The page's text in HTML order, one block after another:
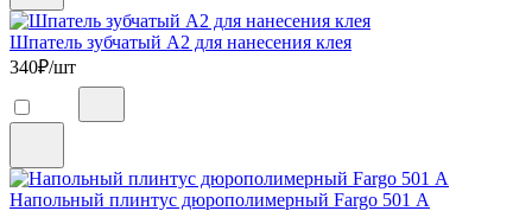
Шпатель зубчатый А2 для нанесения клея
340₽/шт
Напольный плинтус дюрополимерный Fargo 501 А